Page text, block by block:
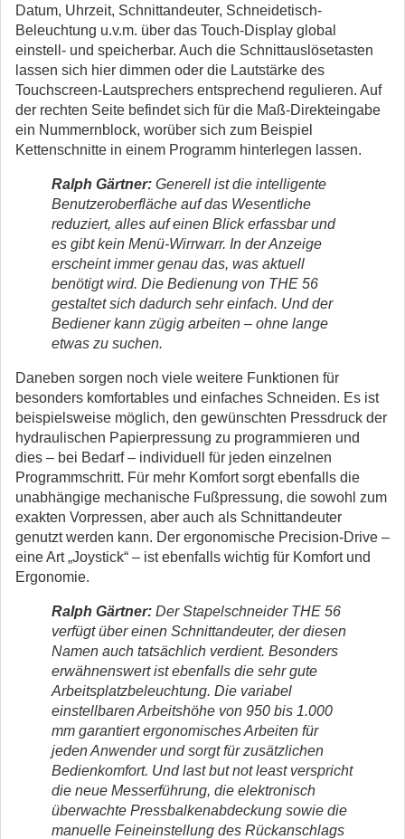
Datum, Uhrzeit, Schnittandeuter, Schneidetisch-
Beleuchtung u.v.m. über das Touch-Display global
einstell- und speicherbar. Auch die Schnittauslösetasten
lassen sich hier dimmen oder die Lautstärke des
Touchscreen-Lautsprechers entsprechend regulieren. Auf
der rechten Seite befindet sich für die Maß-Direkteingabe
ein Nummernblock, worüber sich zum Beispiel
Kettenschnitte in einem Programm hinterlegen lassen.
Ralph Gärtner: Generell ist die intelligente
Benutzeroberfläche auf das Wesentliche
reduziert, alles auf einen Blick erfassbar und
es gibt kein Menü-Wirrwarr. In der Anzeige
erscheint immer genau das, was aktuell
benötigt wird. Die Bedienung von THE 56
gestaltet sich dadurch sehr einfach. Und der
Bediener kann zügig arbeiten – ohne lange
etwas zu suchen.
Daneben sorgen noch viele weitere Funktionen für
besonders komfortables und einfaches Schneiden. Es ist
beispielsweise möglich, den gewünschten Pressdruck der
hydraulischen Papierpressung zu programmieren und
dies – bei Bedarf – individuell für jeden einzelnen
Programmschritt. Für mehr Komfort sorgt ebenfalls die
unabhängige mechanische Fußpressung, die sowohl zum
exakten Vorpressen, aber auch als Schnittandeuter
genutzt werden kann. Der ergonomische Precision-Drive –
eine Art „Joystick“ – ist ebenfalls wichtig für Komfort und
Ergonomie.
Ralph Gärtner: Der Stapelschneider THE 56
verfügt über einen Schnittandeuter, der diesen
Namen auch tatsächlich verdient. Besonders
erwähnenswert ist ebenfalls die sehr gute
Arbeitsplatzbeleuchtung. Die variabel
einstellbaren Arbeitshöhe von 950 bis 1.000
mm garantiert ergonomisches Arbeiten für
jeden Anwender und sorgt für zusätzlichen
Bedienkomfort. Und last but not least verspricht
die neue Messerführung, die elektronisch
überwachte Pressbalkenabdeckung sowie die
manuelle Feineinstellung des Rückanschlags